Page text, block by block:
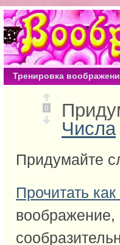
Тренировка
0
Числа
Придумайте
Прочитать
воображение,